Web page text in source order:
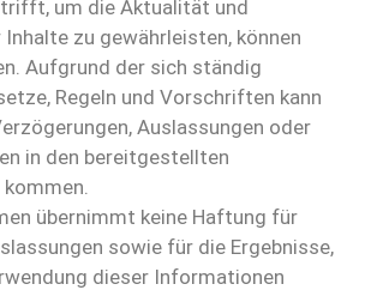
um die Aktualität und
zu gewährleisten, können
Aufgrund der sich ständig
Regeln und Vorschriften kann
Auslassungen oder
in den bereitgestellten
übernimmt keine Haftung für
sowie für die Ergebnisse,
dieser Informationen